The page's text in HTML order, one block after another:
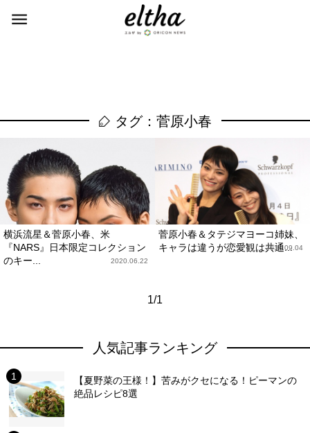
タグ：菅原小春
横浜流星＆菅原小春、米
『NARS』日本限定コレクション
のキー...
2020.06.22
菅原小春＆タテジマヨーコ姉妹、
キャラは違うが恋愛観は共通...
2018.09.04
1/1
人気記事ランキング
【夏野菜の王様！】苦みがクセになる！ピーマンの
絶品レシピ8選